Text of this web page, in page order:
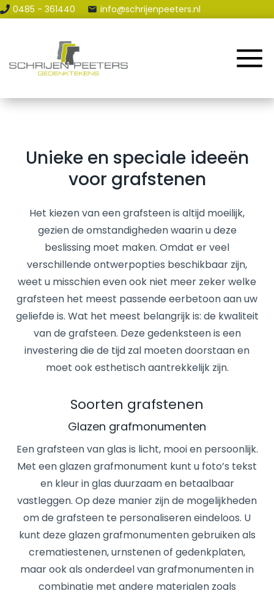
0485 - 361440 info@schrijenpeeters.nl
Home
Assortiment
Blog
Unieke en speciale ideeën
voor grafstenen
Het kiezen van een grafsteen is altijd moeilijk,
gezien de omstandigheden waarin u deze
beslissing moet maken. Omdat er veel
verschillende ontwerpopties beschikbaar zijn,
weet u misschien even ook niet meer zeker welke
grafsteen het meest passende eerbetoon aan uw
geliefde is. Wat het meest belangrijk is: de kwaliteit
van de grafsteen. Deze gedenksteen is een
investering die de tijd zal moeten doorstaan en
moet ook esthetisch aantrekkelijk zijn.
Soorten grafstenen
Glazen grafmonumenten
Een grafsteen van glas is licht, mooi en persoonlijk.
Met een glazen grafmonument kunt u foto’s tekst
en kleur in glas duurzaam en betaalbaar
vastleggen. Op deze manier zijn de mogelijkheden
om de grafsteen te personaliseren eindeloos. U
kunt deze glazen grafmonumenten gebruiken als
crematiestenen, urnstenen of gedenkplaten,
maar ook als onderdeel van grafmonumenten in
combinatie met andere materialen zoals